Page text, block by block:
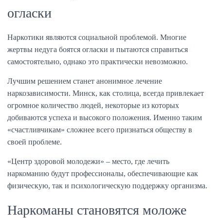
огласки
Наркотики являются социальной проблемой. Многие
жертвы недуга боятся огласки и пытаются справиться
самостоятельно, однако это практически невозможно.
Лучшим решением станет анонимное лечение
наркозависимости. Минск, как столица, всегда привлекает
огромное количество людей, некоторые из которых
добиваются успеха и высокого положения. Именно таким
«счастливчикам» сложнее всего признаться обществу в
своей проблеме.
«Центр здоровой молодежи» – место, где лечить
наркоманию будут профессионалы, обеспечивающие как
физическую, так и психологическую поддержку организма.
Наркоманы становятся моложе